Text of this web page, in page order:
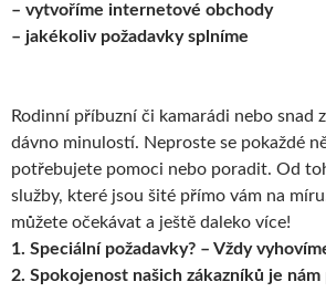
– vytvoříme internetové obchody
– jakékoliv požadavky splníme
Rodinní příbuzní či kamarádi nebo snad
dávno minulostí. Neproste se pokaždé
potřebujete pomoci nebo poradit. Od
služby, které jsou šité přímo vám na
můžete očekávat a ještě daleko více!
1. Speciální požadavky? – Vždy
2. Spokojenost našich zákazníků je